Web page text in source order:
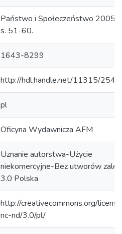
Państwo i Społeczeństwo 2005,
s. 51-60.
1643-8299
http://hdl.handle.net/11315/
pl
Oficyna Wydawnicza AFM
Uznanie autorstwa-Użycie
niekomercyjne-Bez utworów
3.0 Polska
http://creativecommons.org/
nc-nd/3.0/pl/